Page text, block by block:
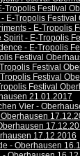
Tropolis Festival
E-Tropolis
- E-Tropolis
Spirit - E-Tropolis
- E-Tropolis
Festival
Festival
Festival
Festival
21.01.2017
Vier -
17.12.2016
- Oberhausen